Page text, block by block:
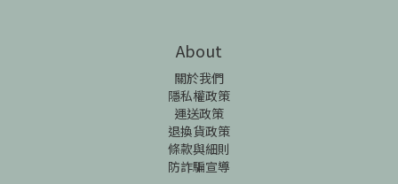
About
關於我們
隱私權政策
運送政策
退換貨政策
條款與細則
防詐騙宣導